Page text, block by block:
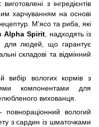
виготовлені з інгредієнтів
харчуванням на основі
М'ясо та риба, які
Alpha Spirit, надходять із
для людей, що гарантує
складові та відмінний
вибір вологих кормів з
компонентами для
вихованця.
повнораціонний вологий
з сардин із шматочками